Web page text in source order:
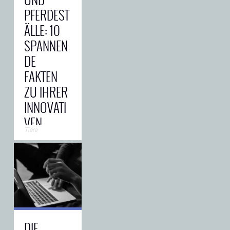
PFERDEST
ÄLLE: 10
SPANNEN
DE
FAKTEN
ZU IHRER
INNOVATI
VEN
GESCHIC
HTE
Pferdeställe –
ja, der Begriff
mag vielleicht
etwas
oldschool
Stallgeruch
Tiere